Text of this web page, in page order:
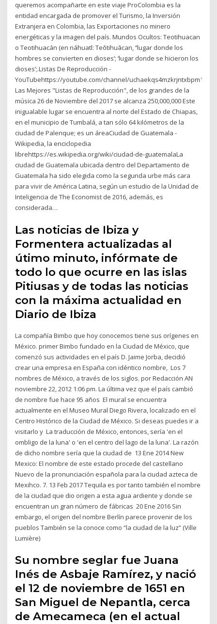
queremos acompañarte en este viaje ProColombia es la
entidad encargada de promover el Turismo, la Inversión
Extranjera en Colombia, las Exportaciones no minero
energéticas y la imagen del país. Mundos Ocultos: Teotihuacan
o Teotihuacán (en náhuatl: Teōtihuācan, ‘‘lugar donde los
hombres se convierten en dioses’; ‘lugar donde se hicieron los
dioses’;.Listas De Reproducción -
YouTubehttps://youtube.com/channel/
Las Mejores "Listas de Reproducción", de los grandes de la
música 26 de Noviembre del 2017 se alcanza 250,000,000 Este
inigualable lugar se encuentra al norte del Estado de Chiapas,
en el municipio de Tumbalá, a tan sólo 64 kilómetros de la
ciudad de Palenque; es un áreaCiudad de Guatemala -
Wikipedia, la enciclopedia
librehttps://es.wikipedia.org/wiki/ciudad-de-guatemalaLa
ciudad de Guatemala ubicada dentro del Departamento de
Guatemala ha sido elegida como la segunda urbe más cara
para vivir de América Latina, según un estudio de la Unidad de
Inteligencia de The Economist de 2016, además, es
considerada…
Las noticias de Ibiza y
Formentera actualizadas al
útimo minuto, infórmate de
todo lo que ocurre en las islas
Pitiusas y de todas las noticias
con la máxima actualidad en
Diario de Ibiza
La compañía Bimbo que hoy conocemos tiene sus orígenes en
México. primer Bimbo fundado en la Ciudad de México, que
comenzó sus actividades en el país D. Jaime Jorba, decidió
crear una empresa en España con idéntico nombre, Los 7
nombres de México, a través de los siglos. por Redacción AN
noviembre 22, 2012 1:06 pm. La última vez que el país cambió
de nombre fue hace 95 años El mural se encuentra
actualmente en el Museo Mural Diego Rivera, localizado en el
Centro Histórico de la Ciudad de México. Si deseas puedes ir a
visitarlo y La traducción de México, entonces, sería 'en el
ombligo de la luna' o 'en el centro del lago de la luna'. La razón
de dicho nombre sería que la ciudad de 13 Ene 2014 New
Mexico: El nombre de este estado procede del castellano
Nuevo de la pronunciación española para la ciudad azteca de
Mexihco. 7. 13 Feb 2017 Tequila es por tanto también el nombre
de la ciudad que dio origen a esta agua ardiente y donde se
encuentran un gran número de fábricas 20 Ene 2016 Sin
embargo, el origen del nombre Berlín parece provenir de los
pueblos También se la conoce como “la ciudad de la luz” (Ville
Lumière)
Su nombre seglar fue Juana
Inés de Asbaje Ramírez, y nació
el 12 de noviembre de 1651 en
San Miguel de Nepantla, cerca
de Amecameca (en el actual